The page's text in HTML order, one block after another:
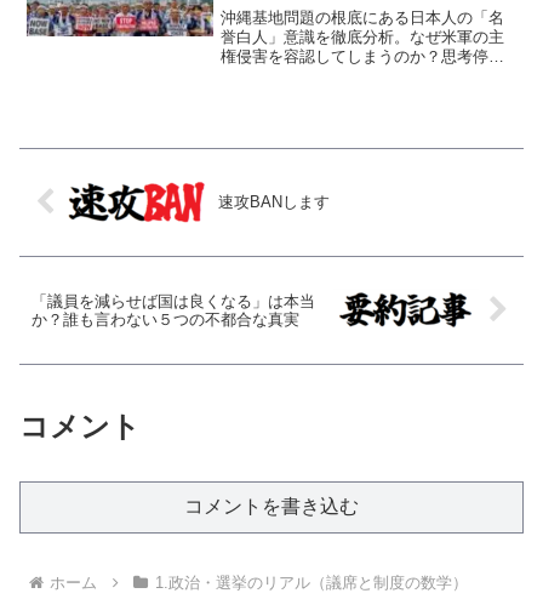
沖縄基地問題の根底にある日本人の「名
誉白人」意識を徹底分析。なぜ米軍の主
権侵害を容認してしまうのか？思考停止
速攻BANします
「議員を減らせば国は良くなる」は本当
か？誰も言わない５つの不都合な真実
コメント
コメントを書き込む
ホーム 1.政治・選挙のリアル（議席と制度の数学）